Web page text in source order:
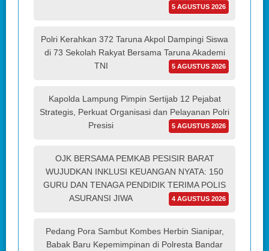
5 AGUSTUS 2026
Polri Kerahkan 372 Taruna Akpol Dampingi Siswa
di 73 Sekolah Rakyat Bersama Taruna Akademi
TNI
5 AGUSTUS 2026
Kapolda Lampung Pimpin Sertijab 12 Pejabat
Strategis, Perkuat Organisasi dan Pelayanan Polri
Presisi
5 AGUSTUS 2026
OJK BERSAMA PEMKAB PESISIR BARAT
WUJUDKAN INKLUSI KEUANGAN NYATA: 150
GURU DAN TENAGA PENDIDIK TERIMA POLIS
ASURANSI JIWA
4 AGUSTUS 2026
Pedang Pora Sambut Kombes Herbin Sianipar,
Babak Baru Kepemimpinan di Polresta Bandar